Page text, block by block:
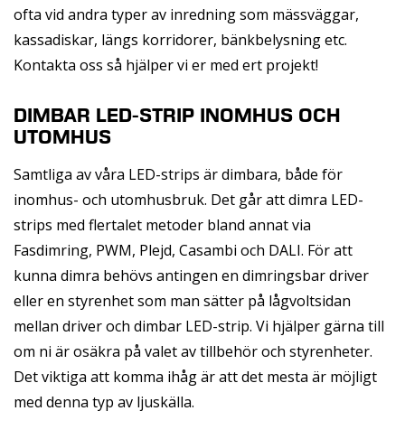
ofta vid andra typer av inredning som mässväggar,
kassadiskar, längs korridorer, bänkbelysning etc.
Kontakta oss så hjälper vi er med ert projekt!
DIMBAR LED-STRIP INOMHUS OCH
UTOMHUS
Samtliga av våra LED-strips är dimbara, både för
inomhus- och utomhusbruk. Det går att dimra LED-
strips med flertalet metoder bland annat via
Fasdimring, PWM, Plejd, Casambi och DALI. För att
kunna dimra behövs antingen en dimringsbar driver
eller en styrenhet som man sätter på lågvoltsidan
mellan driver och dimbar LED-strip. Vi hjälper gärna till
om ni är osäkra på valet av tillbehör och styrenheter.
Det viktiga att komma ihåg är att det mesta är möjligt
med denna typ av ljuskälla.